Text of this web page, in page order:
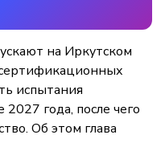
на Иркутском
испытания
года, после чего
Об этом глава